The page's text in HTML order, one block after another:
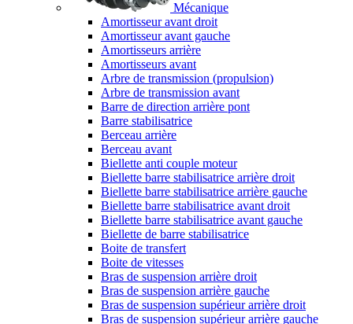
Mécanique
Amortisseur avant droit
Amortisseur avant gauche
Amortisseurs arrière
Amortisseurs avant
Arbre de transmission (propulsion)
Arbre de transmission avant
Barre de direction arrière pont
Barre stabilisatrice
Berceau arrière
Berceau avant
Biellette anti couple moteur
Biellette barre stabilisatrice arrière droit
Biellette barre stabilisatrice arrière gauche
Biellette barre stabilisatrice avant droit
Biellette barre stabilisatrice avant gauche
Biellette de barre stabilisatrice
Boite de transfert
Boite de vitesses
Bras de suspension arrière droit
Bras de suspension arrière gauche
Bras de suspension supérieur arrière droit
Bras de suspension supérieur arrière gauche